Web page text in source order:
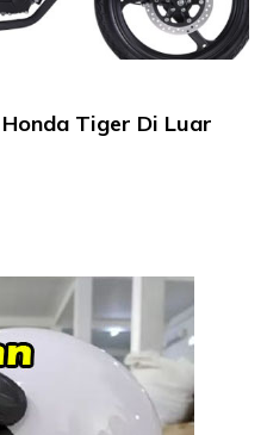
Tiger Di Luar